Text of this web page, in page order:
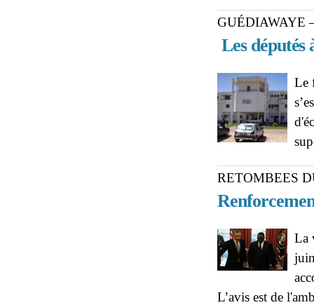
GUÉDIAWAYE
Les députés
Le
RETOMBEES
La
L’avis est de